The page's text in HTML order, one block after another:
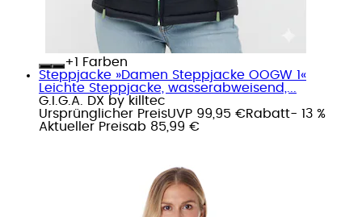
+
Farben
Steppjacke »Damen Steppjacke OOGW 1«
Leichte Steppjacke, wasserabweisend,...
G.I.G.A. DX by killtec
Ursprünglicher PreisUVP 99,95 €Rabatt- 13 %
Aktueller Preisab 85,99 €